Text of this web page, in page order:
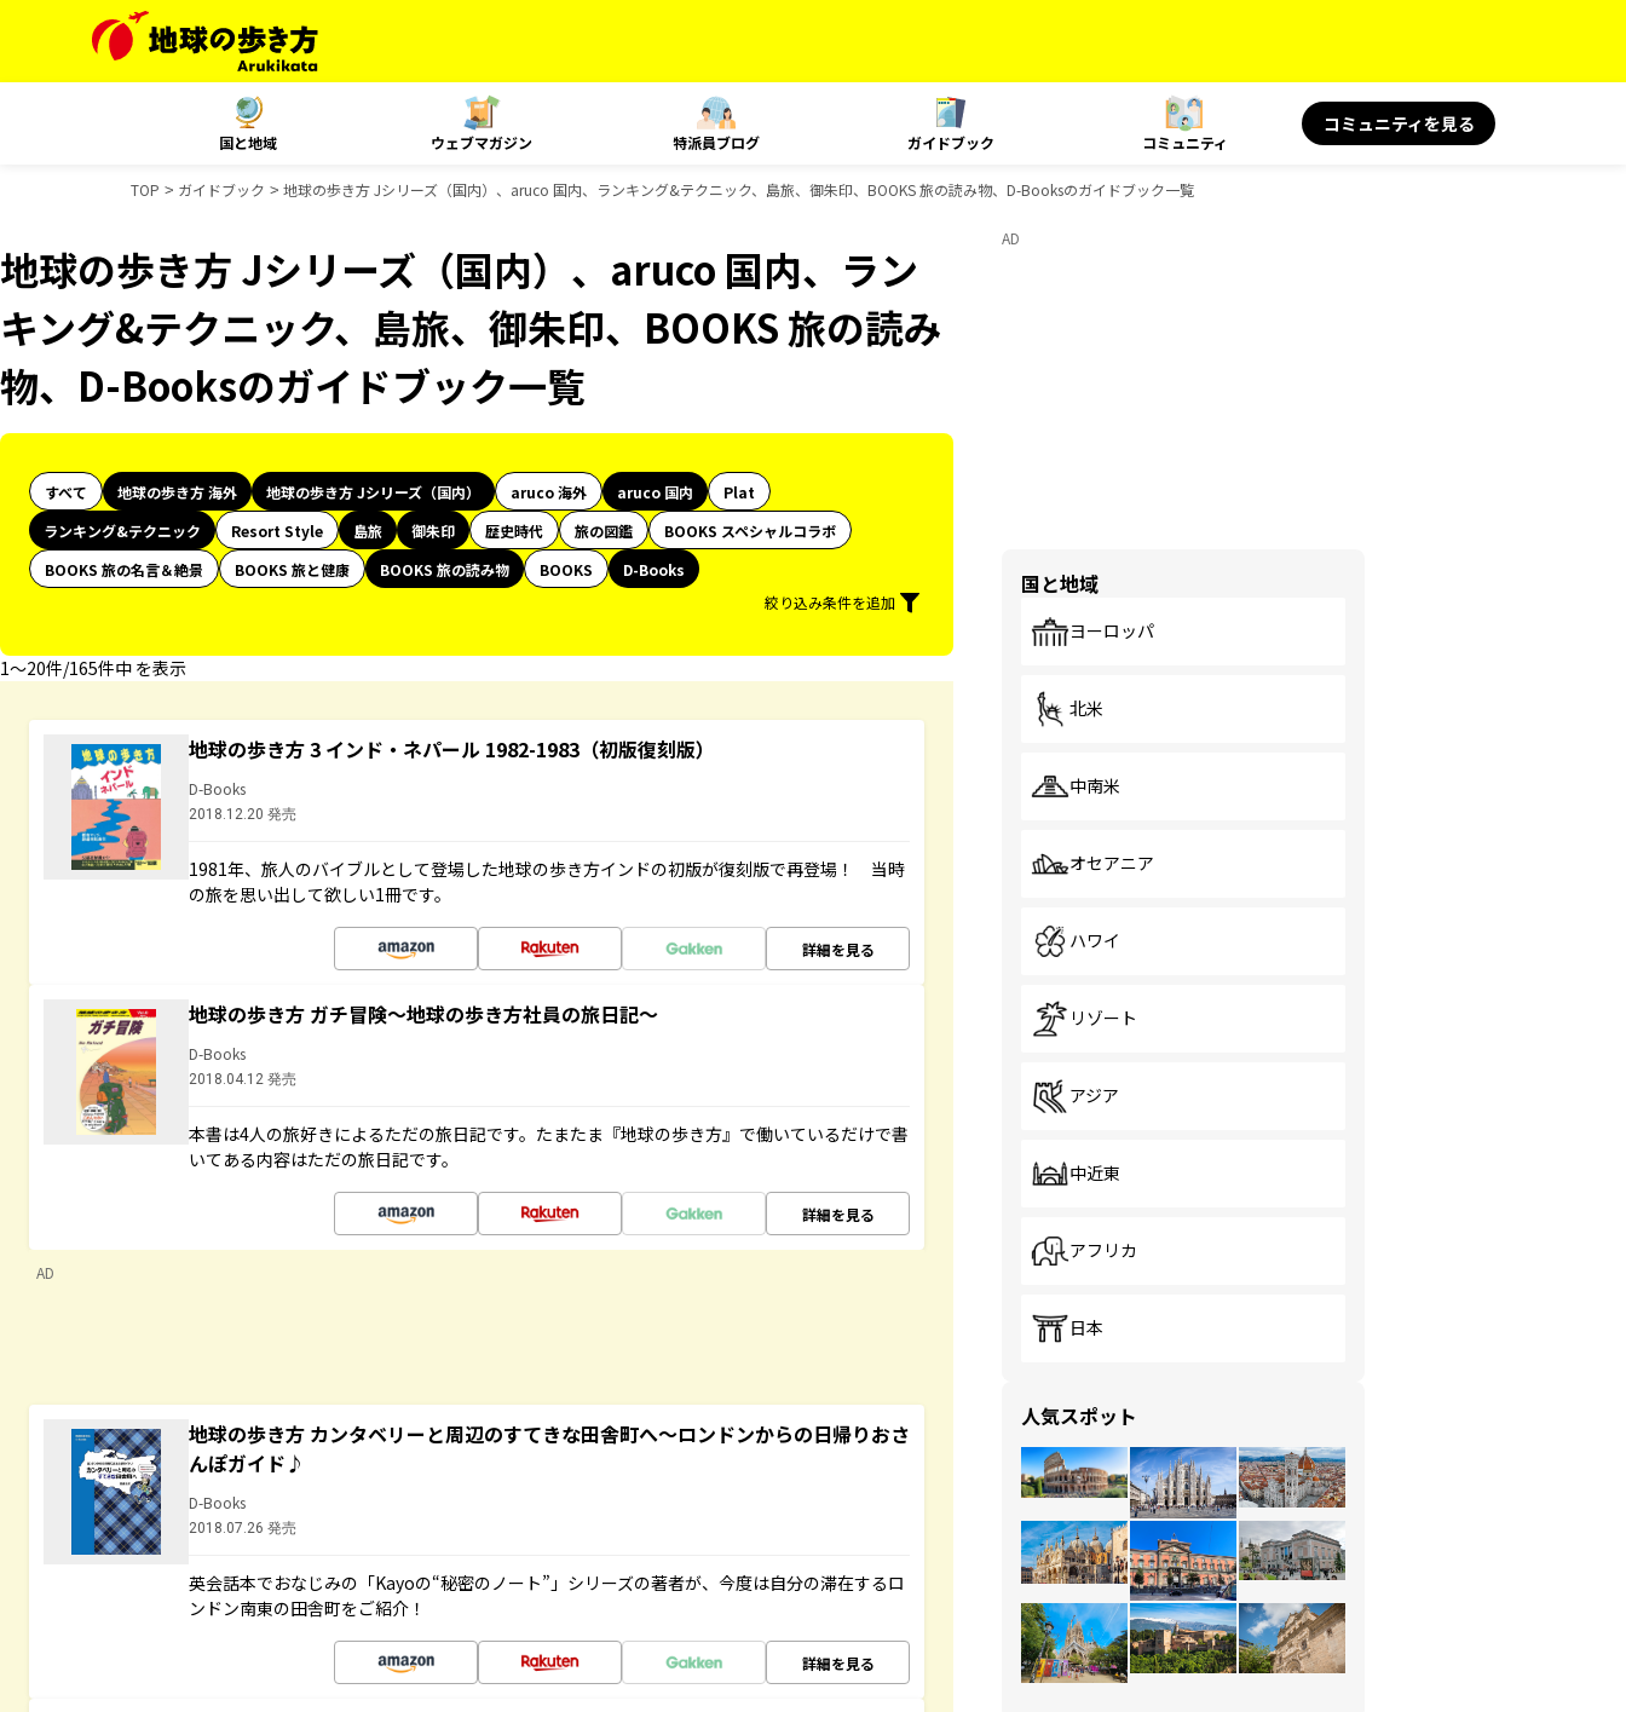
国と地域 ウェブマガジン 特派員ブログ ガイドブック コミュニティ
コミュニティを見る
TOP ガイドブック 地球の歩き方 Jシリーズ（国内）、aruco 国内、ランキング&テクニック、島旅、御朱印、BOOKS 旅の読み物、D-Booksのガイドブック一覧
地球の歩き方 Jシリーズ（国内）、aruco 国内、ラン
キング&テクニック、島旅、御朱印、BOOKS 旅の読み
物、D-Booksのガイドブック一覧
すべて 地球の歩き方 海外 地球の歩き方 Jシリーズ（国内） aruco 海外 aruco 国内
Plat
ランキング&テクニック
Resort Style 島旅 御朱印 歴史時代 旅の図鑑
BOOKS スペシャルコラボ
BOOKS 旅の名言＆絶景
BOOKS 旅と健康 BOOKS 旅の読み物 BOOKS
D-Books
絞り込み条件を追加
1〜20件/165件中 を表示
地球の歩き方 3 インド・ネパール 1982-1983（初版復刻版）
D-Books
2018.12.20 発売
1981年、旅人のバイブルとして登場した地球の歩き方インドの初版が復刻版で再登場！ 当時
の旅を思い出して欲しい1冊です。
詳細を見る
地球の歩き方 ガチ冒険～地球の歩き方社員の旅日記～
D-Books
2018.04.12 発売
本書は4人の旅好きによるただの旅日記です。たまたま『地球の歩き方』で働いているだけで書
いてある内容はただの旅日記です。
詳細を見る
AD
地球の歩き方 カンタベリーと周辺のすてきな田舎町へ～ロンドンからの日帰りおさ
んぽガイド♪
D-Books
2018.07.26 発売
英会話本でおなじみの「Kayoの“秘密のノート”」シリーズの著者が、今度は自分の滞在するロ
ンドン南東の田舎町をご紹介！
詳細を見る
AD
国と地域
ヨーロッパ
北米
中南米
オセアニア
ハワイ
リゾート
アジア
中近東
アフリカ
日本
人気スポット